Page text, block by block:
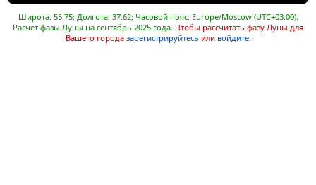
Широта: 55.75; Долгота: 37.62; Часовой пояс: Europe/Moscow (UTC+03:00).
Расчет фазы Луны на сентябрь 2025 года. Чтобы рассчитать фазу Луны для
Вашего города зарегистрируйтесь или войдите.